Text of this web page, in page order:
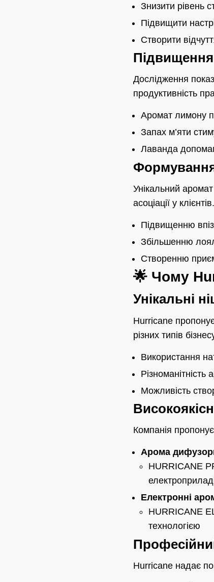
Знизити рівень
Підвищити
Створити
Дослідження
продуктивність
Аромат лимону
Запах м’яти
Лаванда
Формування
Унікальний
асоціації у
Підвищенню
Збільшенню
Створенню
🌟 Чому
Унікальні
Hurricane
різних типів
Використання
Різноманітність
Можливість
Компанія
Арома
HURRICANE
Електронні
HURRICANE
технологією
Hurricane надає